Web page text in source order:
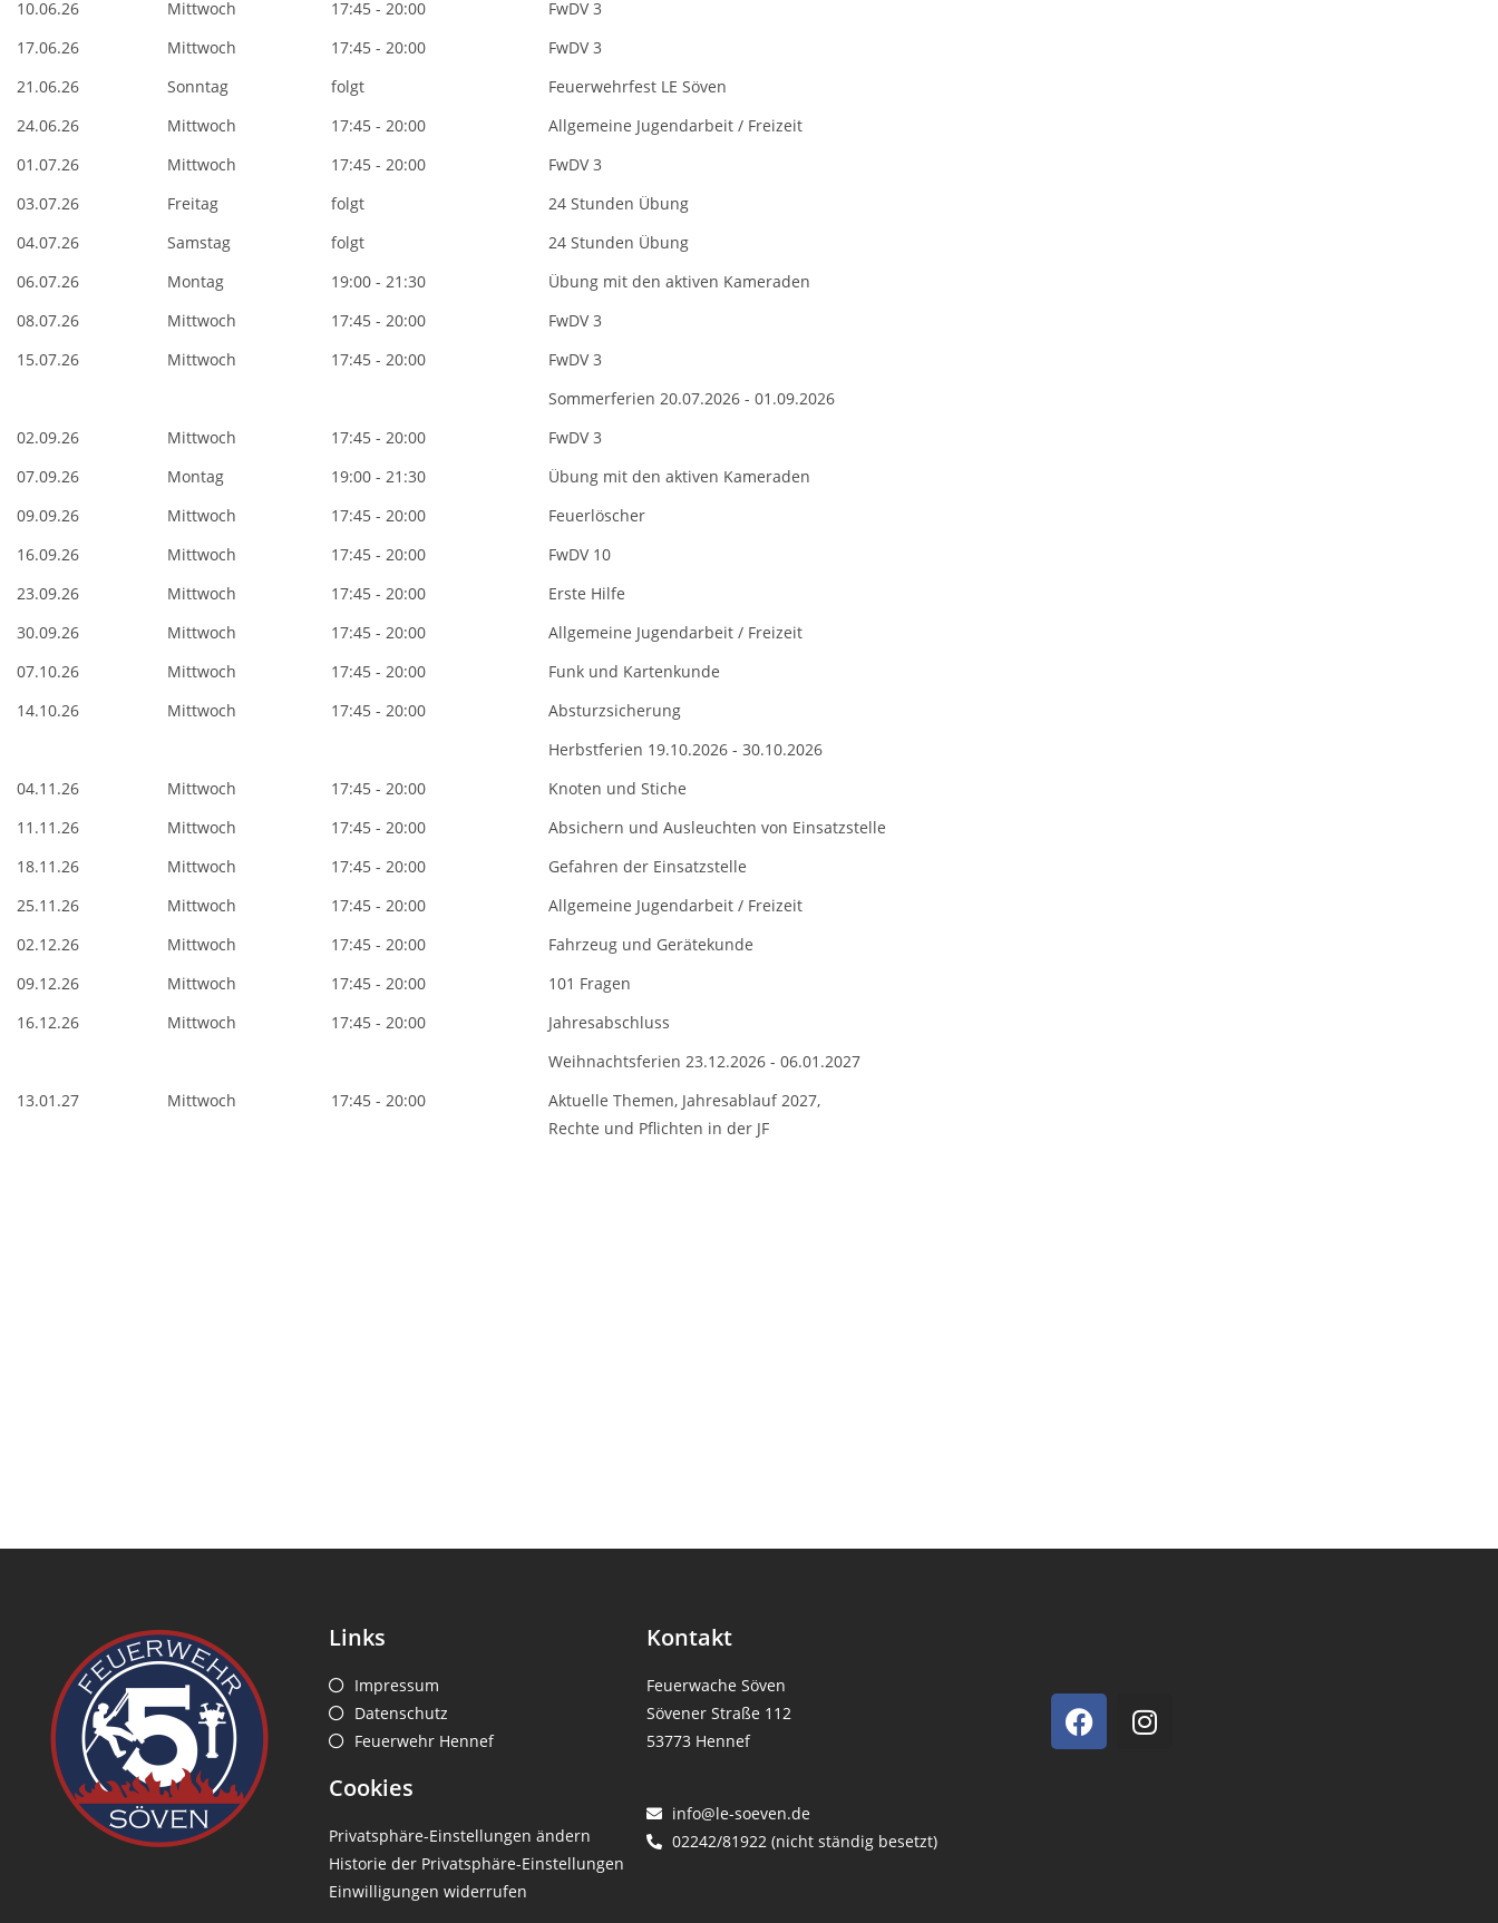
10.06.26
Mittwoch 17:45 - 20:00
FwDV 3
17.06.26
Mittwoch 17:45 - 20:00
FwDV 3
21.06.26
Sonntag folgt
Feuerwehrfest LE Söven
24.06.26
Mittwoch 17:45 - 20:00
Allgemeine Jugendarbeit / Freizeit
01.07.26
Mittwoch 17:45 - 20:00
FwDV 3
03.07.26
Freitag folgt
24 Stunden Übung
04.07.26
Samstag folgt
24 Stunden Übung
06.07.26
Montag 19:00 - 21:30
Übung mit den aktiven Kameraden
08.07.26
Mittwoch 17:45 - 20:00
FwDV 3
15.07.26
Mittwoch 17:45 - 20:00
FwDV 3
Sommerferien 20.07.2026 - 01.09.2026
02.09.26
Mittwoch 17:45 - 20:00
FwDV 3
07.09.26
Montag 19:00 - 21:30
Übung mit den aktiven Kameraden
09.09.26
Mittwoch 17:45 - 20:00
Feuerlöscher
16.09.26
Mittwoch 17:45 - 20:00
FwDV 10
23.09.26
Mittwoch 17:45 - 20:00
Erste Hilfe
30.09.26
Mittwoch 17:45 - 20:00
Allgemeine Jugendarbeit / Freizeit
07.10.26
Mittwoch 17:45 - 20:00
Funk und Kartenkunde
14.10.26
Mittwoch 17:45 - 20:00
Absturzsicherung
Herbstferien 19.10.2026 - 30.10.2026
04.11.26
Mittwoch 17:45 - 20:00
Knoten und Stiche
11.11.26
Mittwoch 17:45 - 20:00
Absichern und Ausleuchten von Einsatzstelle
18.11.26
Mittwoch 17:45 - 20:00
Gefahren der Einsatzstelle
25.11.26
Mittwoch 17:45 - 20:00
Allgemeine Jugendarbeit / Freizeit
02.12.26
Mittwoch 17:45 - 20:00
Fahrzeug und Gerätekunde
09.12.26
Mittwoch 17:45 - 20:00
101 Fragen
16.12.26
Mittwoch 17:45 - 20:00
Jahresabschluss
Weihnachtsferien 23.12.2026 - 06.01.2027
13.01.27
Mittwoch 17:45 - 20:00
Aktuelle Themen, Jahresablauf 2027,
Rechte und Pflichten in der JF
Links
Impressum
Datenschutz
Feuerwehr Hennef
Cookies
Privatsphäre-Einstellungen ändern
Historie der Privatsphäre-Einstellungen
Einwilligungen widerrufen
Kontakt
Feuerwache Söven
Sövener Straße 112
53773 Hennef
info@le-soeven.de
02242/81922 (nicht ständig besetzt)